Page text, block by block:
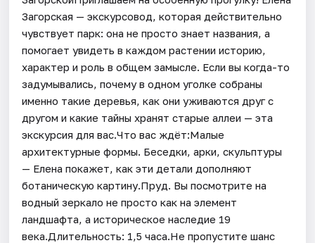
Загорская — экскурсовод, которая действительно
чувствует парк: она не просто знает названия, а
помогает увидеть в каждом растении историю,
характер и роль в общем замысле. Если вы когда-то
задумывались, почему в одном уголке собраны
именно такие деревья, как они уживаются друг с
другом и какие тайны хранят старые аллеи — эта
экскурсия для вас.Что вас ждёт:Малые
архитектурные формы. Беседки, арки, скульптуры
— Елена покажет, как эти детали дополняют
ботаническую картину.Пруд. Вы посмотрите на
водный зеркало не просто как на элемент
ландшафта, а историческое наследие 19
века.Длительность: 1,5 часа.Не пропустите шанс